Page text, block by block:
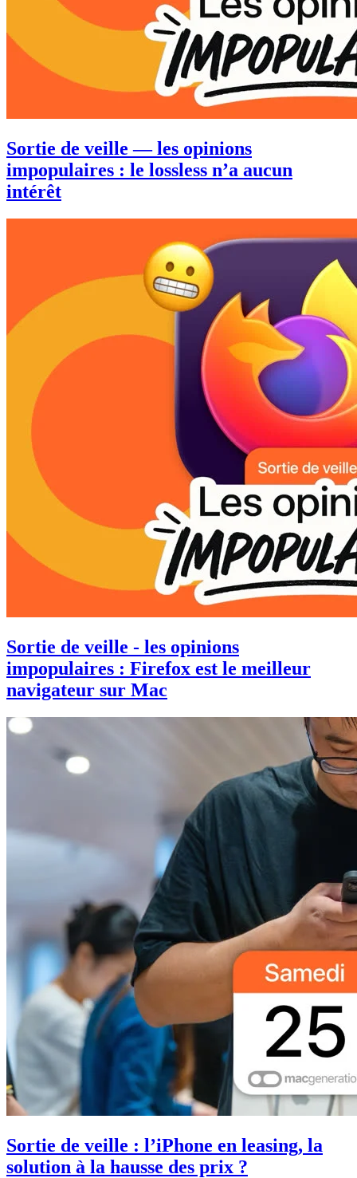
Sortie de veille — les opinions
impopulaires : le lossless n’a aucun
intérêt
Sortie de veille - les opinions
impopulaires : Firefox est le meilleur
navigateur sur Mac
Sortie de veille : l’iPhone en leasing, la
solution à la hausse des prix ?